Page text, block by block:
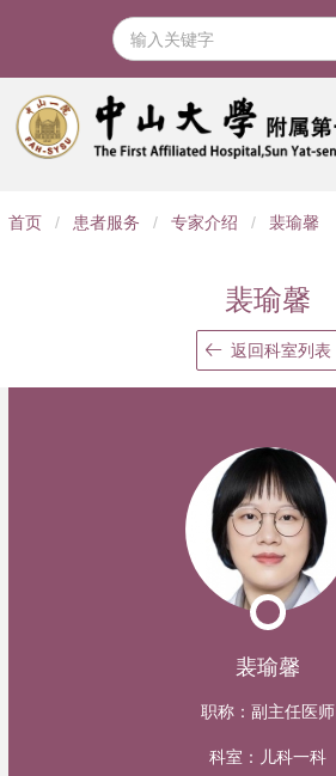
导
首页 / 患者服务 / 专家介绍 / 裴瑜馨
裴瑜馨
返回科室列表
裴瑜馨
职称： 副主任医师
科室： 儿科一科